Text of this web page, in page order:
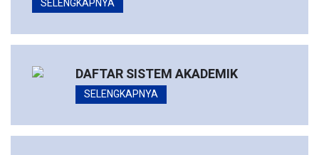
SELENGKAPNYA
DAFTAR SISTEM AKADEMIK
SELENGKAPNYA